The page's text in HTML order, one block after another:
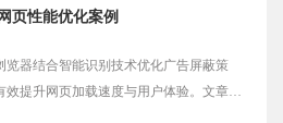
页性能优化案例
览器结合智能识别技术优化广告屏蔽策
效提升网页加载速度与用户体验。文章深